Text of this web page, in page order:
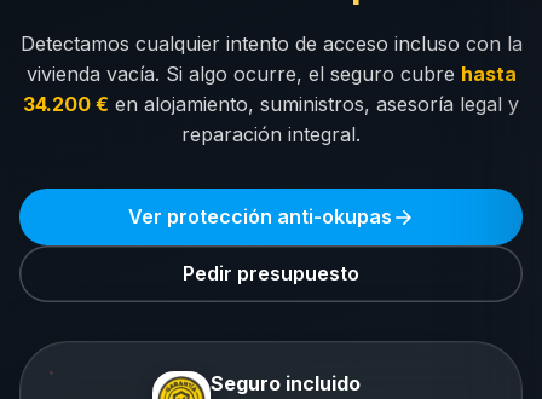
Detectamos cualquier intento de acceso incluso con la
vivienda vacía. Si algo ocurre, el seguro cubre hasta
34.200 € en alojamiento, suministros, asesoría legal y
reparación integral.
Ver protección anti-okupas
Pedir presupuesto
Seguro incluido